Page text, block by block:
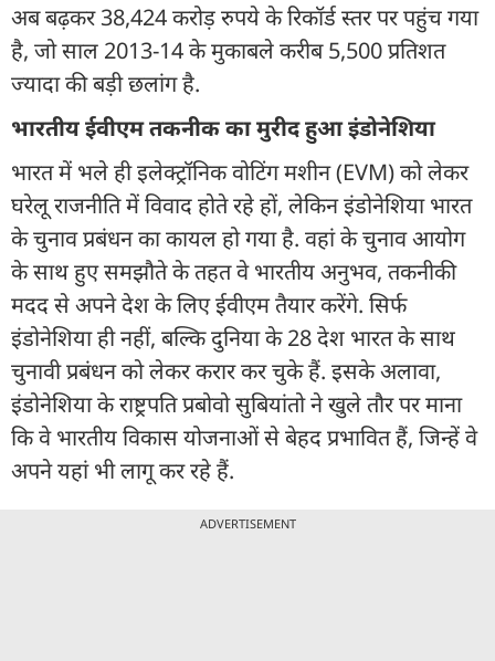
अब बढ़कर 38,424 करोड़ रुपये के रिकॉर्ड स्तर पर पहुंच गया
है, जो साल 2013-14 के मुकाबले करीब 5,500 प्रतिशत
ज्यादा की बड़ी छलांग है.
भारतीय ईवीएम तकनीक का मुरीद हुआ इंडोनेशिया
भारत में भले ही इलेक्ट्रॉनिक वोटिंग मशीन (EVM) को लेकर
घरेलू राजनीति में विवाद होते रहे हों, लेकिन इंडोनेशिया भारत
के चुनाव प्रबंधन का कायल हो गया है. वहां के चुनाव आयोग
के साथ हुए समझौते के तहत वे भारतीय अनुभव, तकनीकी
मदद से अपने देश के लिए ईवीएम तैयार करेंगे. सिर्फ
इंडोनेशिया ही नहीं, बल्कि दुनिया के 28 देश भारत के साथ
चुनावी प्रबंधन को लेकर करार कर चुके हैं. इसके अलावा,
इंडोनेशिया के राष्ट्रपति प्रबोवो सुबियांतो ने खुले तौर पर माना
कि वे भारतीय विकास योजनाओं से बेहद प्रभावित हैं, जिन्हें वे
अपने यहां भी लागू कर रहे हैं.
ADVERTISEMENT